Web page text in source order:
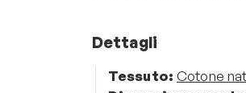
Dettagli
Tessuto: Cotone